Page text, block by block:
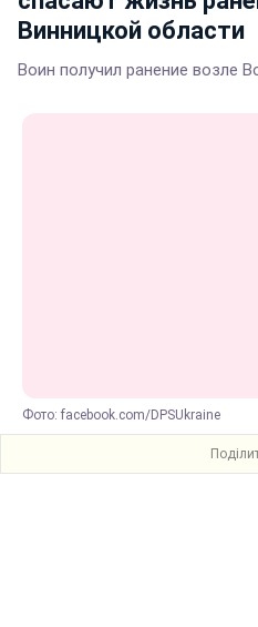
Винницкой области
Воин получил ранение возле
Фото: facebook.com/DPSUkraine